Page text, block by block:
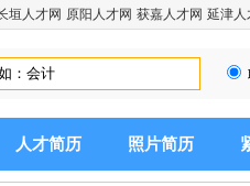
垣人才网 原阳人才网 获嘉人才网 延津人
人才简历 照片简历